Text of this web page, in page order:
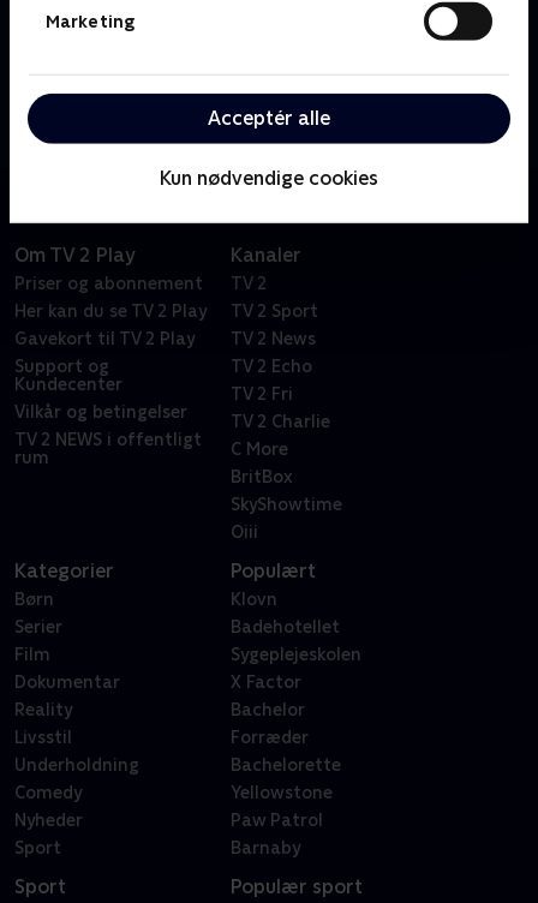
Marketing
Acceptér alle
Kun nødvendige cookies
En række små tegnefilm for de mindste, hvor man
nyt lille dyrebarn og følger dets små kampe med
hverdagens udfordringer.
Om TV 2 Play
Priser og abonnement
Her kan du se TV 2 Play
Gavekort til TV 2 Play
Support og
Kundecenter
Vilkår og betingelser
TV 2 NEWS i offentligt
rum
Kanaler
TV 2
TV 2 Sport
TV 2 News
TV 2 Echo
TV 2 Fri
TV 2 Charlie
C More
BritBox
SkyShowtime
Oiii
Kategorier
Børn
Serier
Film
Dokumentar
Reality
Livsstil
Underholdning
Comedy
Nyheder
Sport
Populært
Klovn
Badehotellet
Sygeplejeskolen
X Factor
Bachelor
Forræder
Bachelorette
Yellowstone
Paw Patrol
Barnaby
Sport Populær sport